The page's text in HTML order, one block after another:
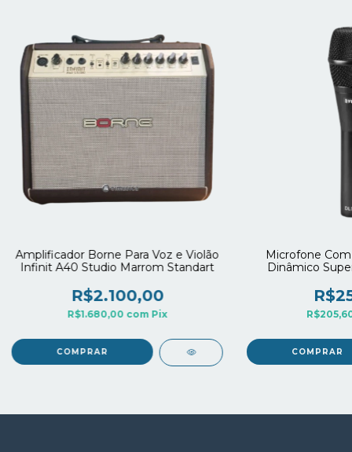
Amplificador Borne Para Voz e Violão
Infinit A40 Studio Marrom Standart
R$2.100,00
R$1.680,00 com Pix
Microfone
Dinâmico